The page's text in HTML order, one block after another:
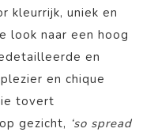
kleurrijk, uniek en
look naar een hoog
en
en chique
tovert
gezicht, ‘so spread